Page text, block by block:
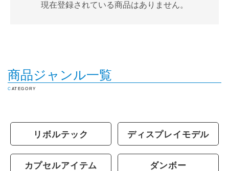
現在登録されている商品はありません。
商品ジャンル一覧
CATEGORY
リボルテック ディスプレイモデル
カプセルアイテム ダンボー